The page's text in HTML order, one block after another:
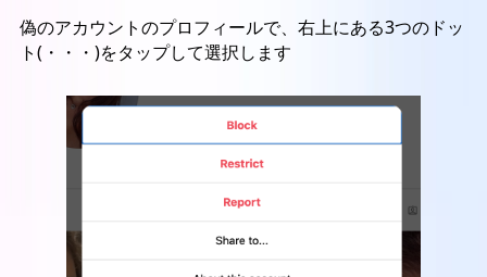
偽のアカウントのプロフィールで、右上にある3つのドッ
ト(・・・)をタップして選択します